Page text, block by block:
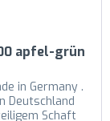
apfel-grün
in Germany .
Deutschland
Schaft